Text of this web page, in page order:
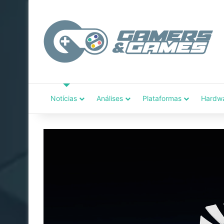
Notícias Análises Plataformas